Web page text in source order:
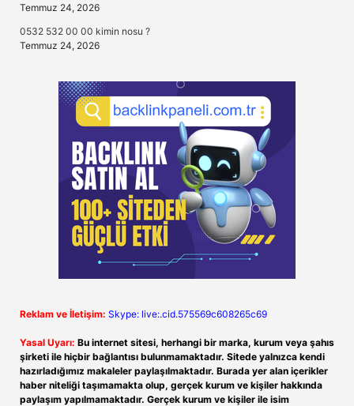
Temmuz 24, 2026
0532 532 00 00 kimin nosu ?
Temmuz 24, 2026
Reklam ve İletişim: Skype: live:.cid.575569c608265c69
Yasal Uyarı: Bu internet sitesi, herhangi bir marka, kurum veya şahıs
şirketi ile hiçbir bağlantısı bulunmamaktadır. Sitede yalnızca kendi
hazırladığımız makaleler paylaşılmaktadır. Burada yer alan içerikler
haber niteliği taşımamakta olup, gerçek kurum ve kişiler hakkında
paylaşım yapılmamaktadır. Gerçek kurum ve kişiler ile isim